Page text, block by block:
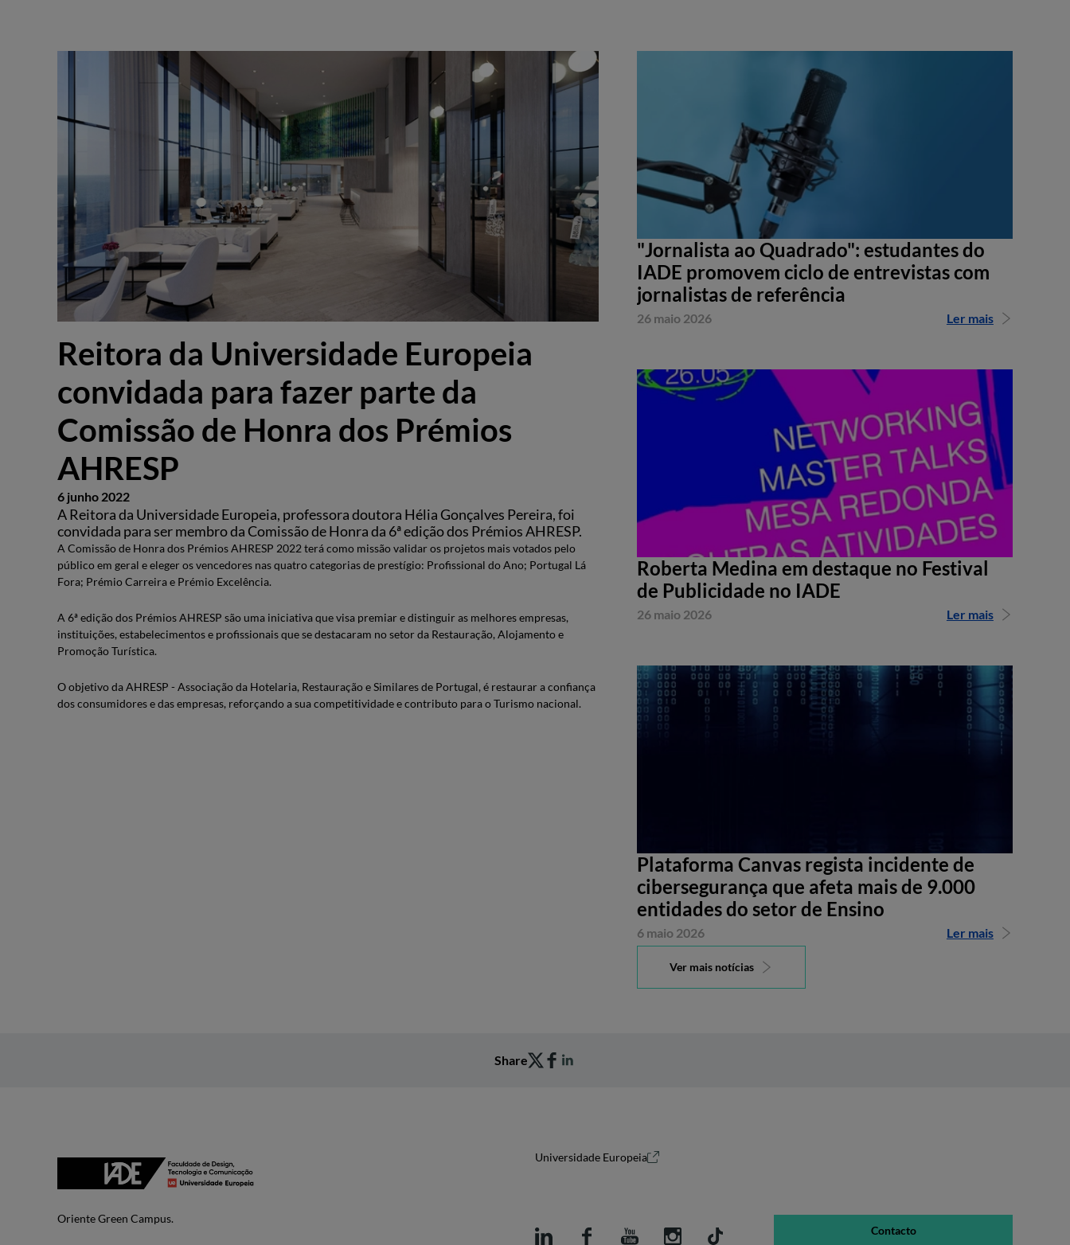
Reitora da Universidade Europeia
convidada para fazer parte da
Comissão de Honra dos Prémios
AHRESP
6 junho 2022
A Reitora da Universidade Europeia, professora doutora Hélia Gonçalves Pereira, foi
convidada para ser membro da Comissão de Honra da 6ª edição dos Prémios AHRESP.
A Comissão de Honra dos Prémios AHRESP 2022 terá como missão validar os projetos mais votados pelo
público em geral e eleger os vencedores nas quatro categorias de prestígio: Profissional do Ano; Portugal Lá
Fora; Prémio Carreira e Prémio Excelência.
A 6ª edição dos Prémios AHRESP são uma iniciativa que visa premiar e distinguir as melhores empresas,
instituições, estabelecimentos e profissionais que se destacaram no setor da Restauração, Alojamento e
Promoção Turística.
O objetivo da AHRESP - Associação da Hotelaria, Restauração e Similares de Portugal, é restaurar a confiança
dos consumidores e das empresas, reforçando a sua competitividade e contributo para o Turismo nacional.
"Jornalista ao Quadrado": estudantes do
IADE promovem ciclo de entrevistas com
jornalistas de referência
26 maio 2026 Ler mais
Roberta Medina em destaque no Festival
de Publicidade no IADE
26 maio 2026 Ler mais
Plataforma Canvas regista incidente de
cibersegurança que afeta mais de 9.000
entidades do setor de Ensino
6 maio 2026 Ler mais
Ver mais notícias
Share
Oriente Green Campus.
Universidade Europeia
Contacto